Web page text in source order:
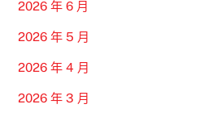
2026 年 6 月
2026 年 5 月
2026 年 4 月
2026 年 3 月